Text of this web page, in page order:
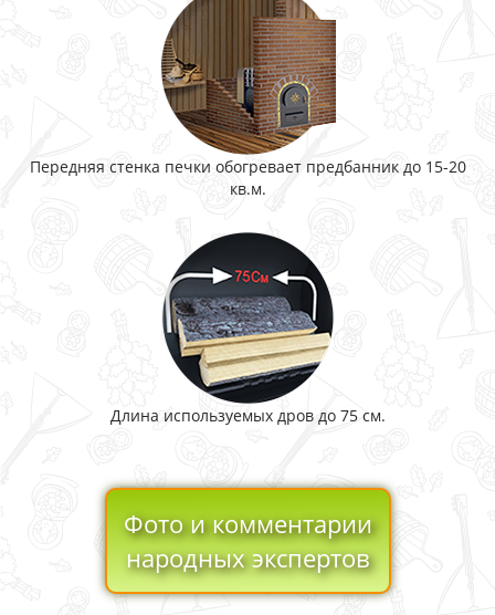
Передняя стенка печки обогревает предбанник до 15-20
кв.м.
Длина используемых дров до 75 см.
Фото и комментарии
народных экспертов